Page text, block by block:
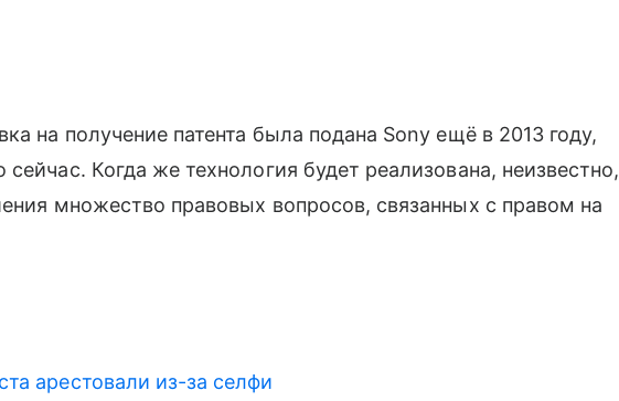
на получение патента была подана Sony ещё в 2013 году,
Когда же технология будет реализована, неизвестно,
множество правовых вопросов, связанных с правом на
арестовали из-за селфи